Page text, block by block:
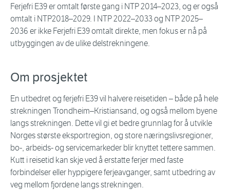
Ferjefri E39 er omtalt første gang i NTP 2014–2023, og er også
omtalt i NTP2018–2029. I NTP 2022–2033 og NTP 2025–
2036 er ikke Ferjefri E39 omtalt direkte, men fokus er nå på
utbyggingen av de ulike delstrekningene.
Om prosjektet
En utbedret og ferjefri E39 vil halvere reisetiden – både på hele
strekningen Trondheim–Kristiansand, og også mellom byene
langs strekningen. Dette vil gi et bedre grunnlag for å utvikle
Norges største eksportregion, og store næringslivsregioner,
bo-, arbeids- og servicemarkeder blir knyttet tettere sammen.
Kutt i reisetid kan skje ved å erstatte ferjer med faste
forbindelser eller hyppigere ferjeavganger, samt utbedring av
veg mellom fjordene langs strekningen.